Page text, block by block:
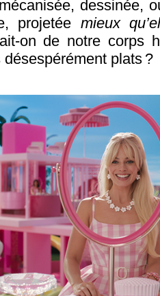
dessinée,
projetée mieux
on de notre corps
plats ?